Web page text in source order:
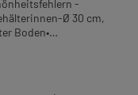
-
Ø 30 cm,
Boden•
bodengleich